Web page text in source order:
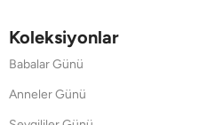
Koleksiyonlar
Babalar Günü
Anneler Günü